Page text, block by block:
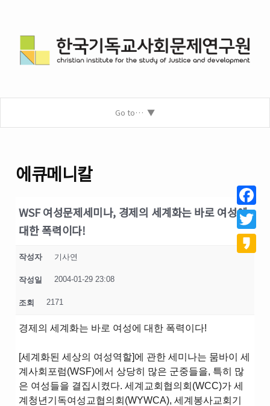
Go to…
에큐메니칼
WSF 여성문제세미나, 경제의 세계화는 바로 여성에
대한 폭력이다!
작성자 기사연
작성일 2004-01-29 23:08
조회 2171
경제의 세계화는 바로 여성에 대한 폭력이다!
[세계화된 세상의 여성역할]에 관한 세미나는 뭄바이 세
계사회포럼(WSF)에서 상당히 많은 군중들을, 특히 많
은 여성들을 결집시켰다. 세계교회협의회(WCC)가 세
계청년기독여성교협의회(WYWCA), 세계봉사교회기
Twitter